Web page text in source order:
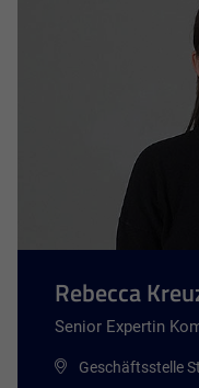
Rebecca
Senior Expertin
Geschäftsstelle